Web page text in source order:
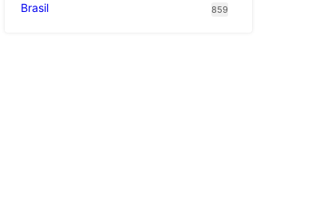
Brasil
859